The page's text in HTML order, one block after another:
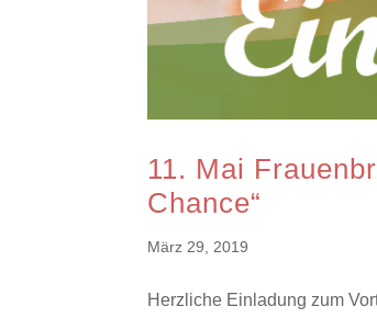
11. Mai
Chance“
März 29, 2019
Herzliche Einladung zum